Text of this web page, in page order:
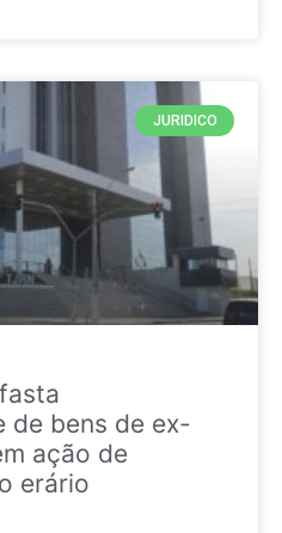
JURIDICO
de bens de ex-
ação de
erário